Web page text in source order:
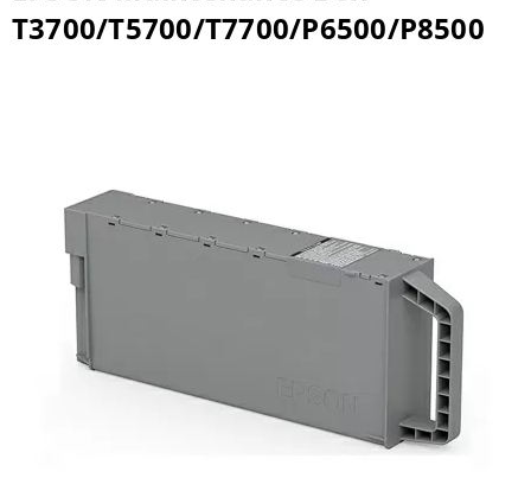
T3700/T5700/T7700/P6500/P8500